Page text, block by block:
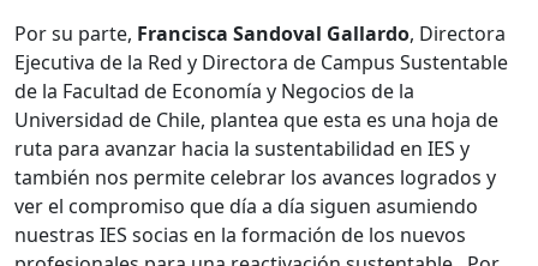
Por su parte, Francisca Sandoval Gallardo, Directora
Ejecutiva de la Red y Directora de Campus Sustentable
de la Facultad de Economía y Negocios de la
Universidad de Chile, plantea que esta es una hoja de
ruta para avanzar hacia la sustentabilidad en IES y
también nos permite celebrar los avances logrados y
ver el compromiso que día a día siguen asumiendo
nuestras IES socias en la formación de los nuevos